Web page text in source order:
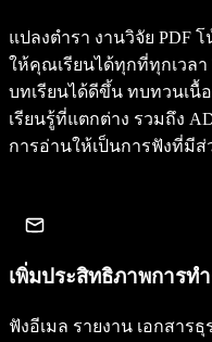
แปลงตำรา งานวิจัย PDF
ให้คุณเรียนได้ทุกที่ทุกเวลา
บทเรียนได้ดีขึ้น ทบทวนเนื้
เรียนรู้ที่แตกต่าง รวมถึง
การอ่านให้เป็นการฟังที่มีส่
เพิ่มประสิทธิภาพการท
ฟังอีเมล รายงาน เอกสาร